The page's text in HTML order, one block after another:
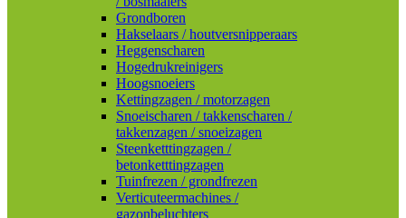
Grondboren
Hakselaars / houtversnipperaars
Heggenscharen
Hogedrukreinigers
Hoogsnoeiers
Kettingzagen / motorzagen
Snoeischaren / takkenscharen /
takkenzagen / snoeizagen
Steenketttingzagen /
betonketttingzagen
Tuinfrezen / grondfrezen
Verticuteermachines /
gazonbeluchters